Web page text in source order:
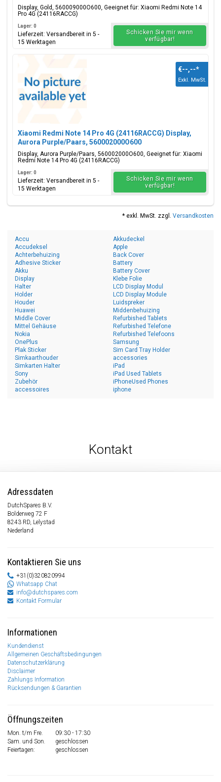
Display, Gold, 560009000O600, Geeignet für: Xiaomi Redmi Note 14
Pro 4G (24116RACCG)
Lager: 0
Lieferzeit: Versandbereit in 5 -
15 Werktagen
Schicken Sie mir wenn
verfügbar!
Xiaomi Redmi Note 14 Pro 4G (24116RACCG) Display,
Aurora Purple/Paars, 560002000O600
Display, Aurora Purple/Paars, 560002000O600, Geeignet für: Xiaomi
Redmi Note 14 Pro 4G (24116RACCG)
€--,--*
Exkl. MwSt.
Lager: 0
Lieferzeit: Versandbereit in 5 -
15 Werktagen
Schicken Sie mir wenn
verfügbar!
* exkl. MwSt. zzgl. Versandkosten
Accu
Accudeksel
Achterbehuizing
Adhesive Sticker
Akku
Akkudeckel
Apple
Back Cover
Battery
Battery Cover
Display
Halter
Holder
Houder
Huawei
Klebe Folie
LCD Display Modul
LCD Display Module
Luidspreker
Middenbehuizing
Middle Cover
Mittel Gehäuse
Nokia
OnePlus
Plak Sticker
Refurbished Tablets
Refurbished Telefone
Refurbished Telefoons
Samsung
Sim Card Tray Holder
Simkaarthouder
Simkarten Halter
Sony
Zubehör
accessoires
accessories
iPad
iPad Used Tablets
iPhoneUsed Phones
iphone
Kontakt
Adressdaten
DutchSpares B.V.
Bolderweg 72 F
8243 RD, Lelystad
Nederland
Kontaktieren Sie uns
+31(0)320820994
Whatsapp Chat
info@dutchspares.com
Kontakt Formular
Informationen
Kundendienst
Allgemeinen Geschäftsbedingungen
Datenschutzerklärung
Disclaimer
Zahlungs Information
Rücksendungen & Garantien
Öffnungszeiten
Mon. t/m Fre.
09:30 - 17:30
Sam. und Son.
geschlossen
Feiertagen:
geschlossen